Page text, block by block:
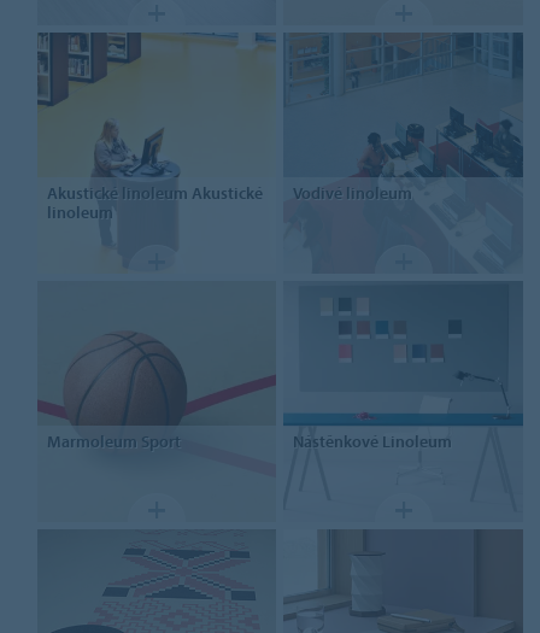
Akustické linoleum Akustické
linoleum
Vodivé linoleum
Marmoleum Sport Nástěnkové Linoleum